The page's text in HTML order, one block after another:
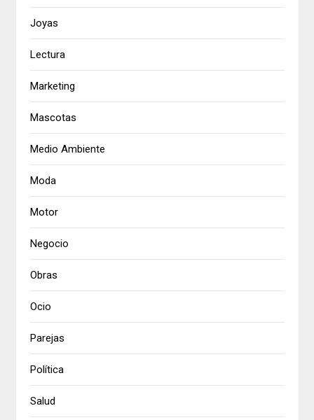
Joyas
Lectura
Marketing
Mascotas
Medio Ambiente
Moda
Motor
Negocio
Obras
Ocio
Parejas
Política
Salud